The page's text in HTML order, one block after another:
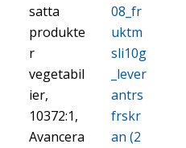
satta
produkte
r
vegetabil
ier,
10372:1,
Avancera
08_fr
uktm
sli10g
_lever
antrs
frskr
an (2